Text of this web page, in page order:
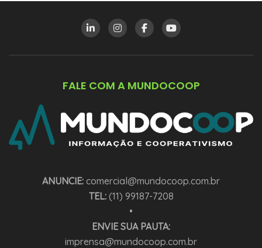
FALE COM A MUNDOCOOP
ANUNCIE: comercial@mundocoop.com.br
TEL:(11) 99187-7208
•
ENVIE SUA PAUTA:
imprensa@mundocoop.com.br